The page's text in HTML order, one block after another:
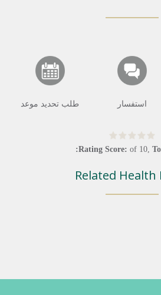
استفسار طلب تحديد موعد
Rating Score: of 10,
Related Health